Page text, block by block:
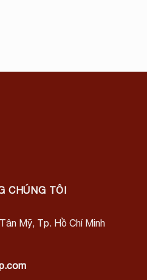
CHÚNG TÔI
Mỹ, Tp. Hồ Chí Minh